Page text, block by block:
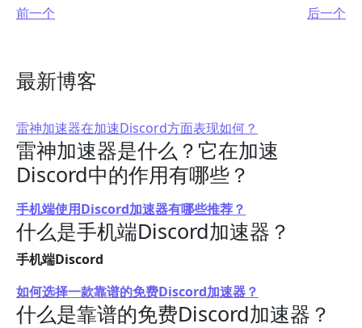
前一个 后一个
最新博客
雷神加速器在加速Discord方面表现如何？
雷神加速器是什么？它在加速
Discord中的作用有哪些？
手机端使用Discord加速器有哪些推荐？
什么是手机端Discord加速器？
手机端Discord
如何选择一款靠谱的免费Discord加速器？
什么是靠谱的免费Discord加速器？